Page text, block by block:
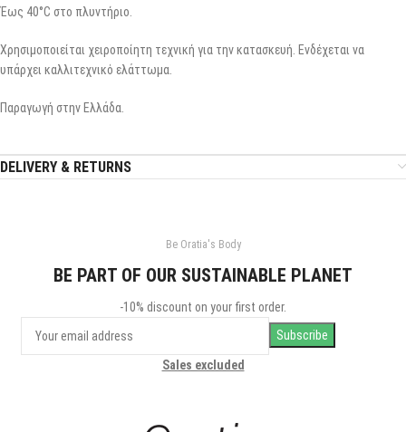
Έως 40°C στο πλυντήριο.
Χρησιμοποιείται χειροποίητη τεχνική για την κατασκευή. Ενδέχεται να
υπάρχει καλλιτεχνικό ελάττωμα.
Παραγωγή στην Ελλάδα.
DELIVERY & RETURNS
Be Oratia's Body
BE PART OF OUR SUSTAINABLE PLANET
-10% discount on your first order.
Sales excluded